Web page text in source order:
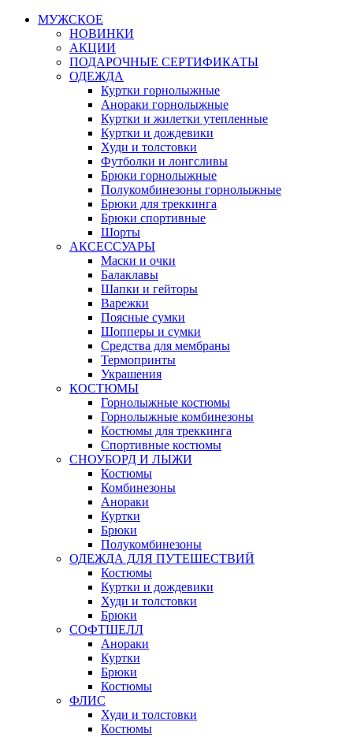
МУЖСКОЕ
НОВИНКИ
АКЦИИ
ПОДАРОЧНЫЕ СЕРТИФИКАТЫ
ОДЕЖДА
Куртки горнолыжные
Анораки горнолыжные
Куртки и жилетки утепленные
Куртки и дождевики
Худи и толстовки
Футболки и лонгсливы
Брюки горнолыжные
Полукомбинезоны горнолыжные
Брюки для треккинга
Брюки спортивные
Шорты
АКСЕССУАРЫ
Маски и очки
Балаклавы
Шапки и гейторы
Варежки
Поясные сумки
Шопперы и сумки
Средства для мембраны
Термопринты
Украшения
КОСТЮМЫ
Горнолыжные костюмы
Горнолыжные комбинезоны
Костюмы для треккинга
Спортивные костюмы
СНОУБОРД И ЛЫЖИ
Костюмы
Комбинезоны
Анораки
Куртки
Брюки
Полукомбинезоны
ОДЕЖДА ДЛЯ ПУТЕШЕСТВИЙ
Костюмы
Куртки и дождевики
Худи и толстовки
Брюки
СОФТШЕЛЛ
Анораки
Куртки
Брюки
Костюмы
ФЛИС
Худи и толстовки
Костюмы